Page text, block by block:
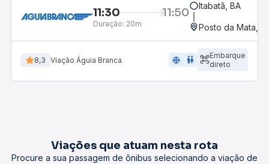
11:30 11:50
Duração: 20m
Itabatã, BA
Posto da Mata,
8,3 Viação Águia Branca ac_unit wc
Embarque
direto
Viações que atuam nesta rota
Procure a sua passagem de ônibus selecionando a viação de